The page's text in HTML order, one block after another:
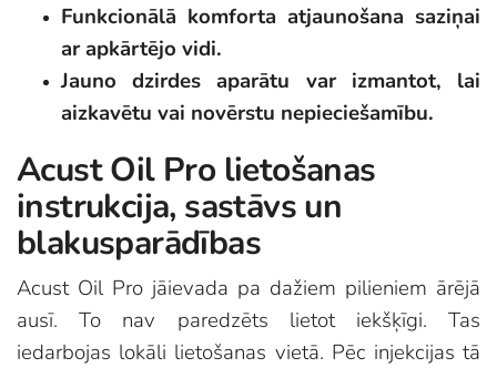
Funkcionālā komforta atjaunošana saziņai
ar apkārtējo vidi.
Jauno dzirdes aparātu var izmantot, lai
aizkavētu vai novērstu nepieciešamību.
Acust Oil Pro lietošanas
instrukcija, sastāvs un
blakusparādības
Acust Oil Pro jāievada pa dažiem pilieniem ārējā
ausī. To nav paredzēts lietot iekšķīgi. Tas
iedarbojas lokāli lietošanas vietā. Pēc injekcijas tā